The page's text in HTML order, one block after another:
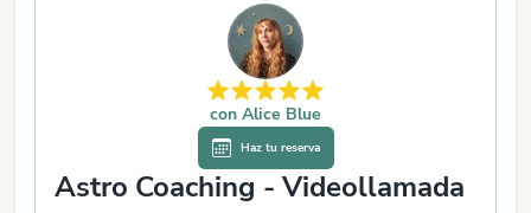
con Alice Blue
Haz tu reserva
Astro Coaching - Videollamada